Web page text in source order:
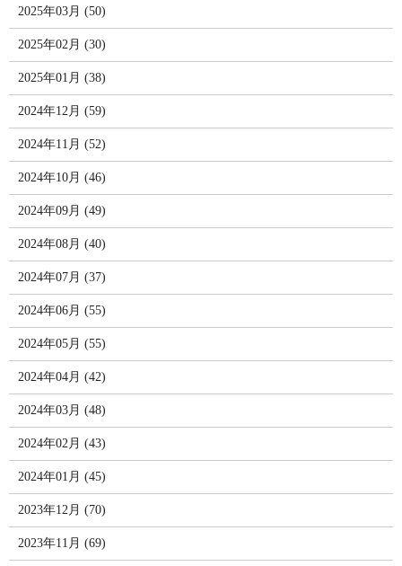
2025年03月 (50)
2025年02月 (30)
2025年01月 (38)
2024年12月 (59)
2024年11月 (52)
2024年10月 (46)
2024年09月 (49)
2024年08月 (40)
2024年07月 (37)
2024年06月 (55)
2024年05月 (55)
2024年04月 (42)
2024年03月 (48)
2024年02月 (43)
2024年01月 (45)
2023年12月 (70)
2023年11月 (69)